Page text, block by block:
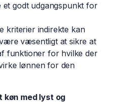
godt udgangspunkt for
kriterier indirekte kan
væsentligt at sikre at
funktioner for hvilke der
lønnen for den
køn med lyst og